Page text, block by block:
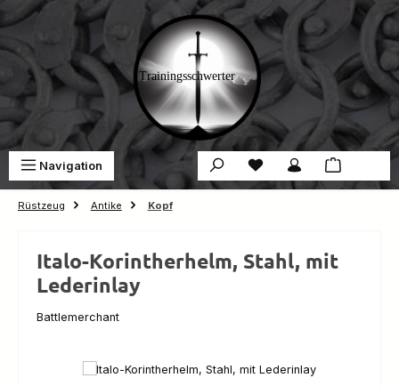
Zum Hauptinhalt springen
Navigation Du hast 0 Produkte auf
Rüstzeug Antike Kopf
Italo-Korintherhelm, Stahl, mit
Lederinlay
Battlemerchant
Bildergalerie überspringen